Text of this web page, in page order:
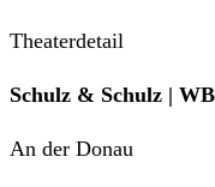
Theaterdetail
Schulz & Schulz |
An der Donau